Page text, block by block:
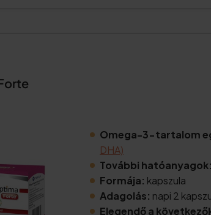
Omega-3-tartalom
DHA)
További hatóanyagok:
Formája: kapszula
Adagolás: napi 2
Elegendő a